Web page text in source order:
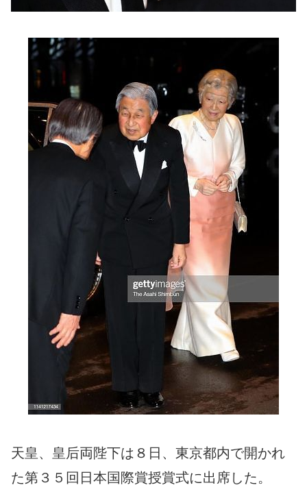
天皇、皇后両陛下は８日、東京都内で開かれ
た第３５回日本国際賞授賞式に出席した。